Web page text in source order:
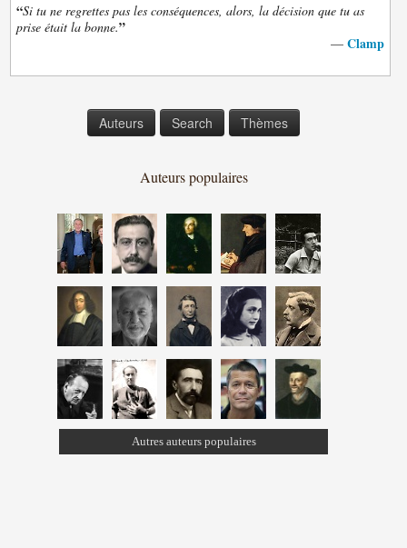
“Si tu ne regrettes pas les conséquences, alors, la décision que tu as
prise était la bonne.”
— Clamp
Auteurs Search Thèmes
Auteurs populaires
Autres auteurs populaires